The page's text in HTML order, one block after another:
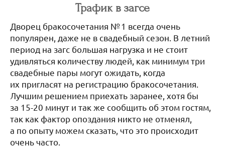
Трафик в загсе
Дворец бракосочетания № 1 всегда очень
популярен, даже не в свадебный сезон. В летний
период на загс большая нагрузка и не стоит
удивляться количеству людей, как минимум три
свадебные пары могут ожидать, когда
их пригласят на регистрацию бракосочетания.
Лучшим решением приехать заранее, хотя бы
за 15-20 минут и так же сообщить об этом гостям,
так как фактор опоздания никто не отменял,
а по опыту можем сказать, что это происходит
очень часто.